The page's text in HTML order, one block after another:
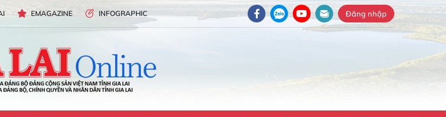
EMAGAZINE INFOGRAPHIC Đăng nhập